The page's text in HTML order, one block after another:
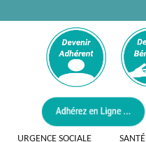
URGENCE SOCIALE SANTÉ